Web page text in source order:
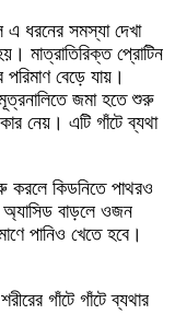
ধরনের সমস্যা দেখা
মাত্রাতিরিক্ত প্রোটিন
বেড়ে যায়।
জমা হতে শুরু
নেয়। এটি গাঁটে ব্যথা
করলে কিডনিতে পাথরও
অ্যাসিড বাড়লে ওজন
পানিও খেতে হবে।
গাঁটে গাঁটে ব্যথার